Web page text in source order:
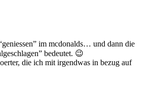
im mcdonalds… und dann die
bedeutet. 😉
die ich mit irgendwas in bezug auf